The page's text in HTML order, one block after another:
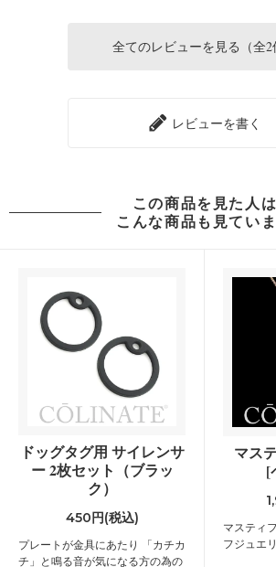
全てのレビューを見る（全2
レビューを書く
この商品を見た人は
こんな商品も見てい
ドッグタグ用 サイレンサ
ー 2枚セット（ブラッ
ク）
450円(税込)
プレートが金具にあたり 「カチカ
チ」と鳴る音が気になる方の為の
マス
[
マスティ
フジュエリ